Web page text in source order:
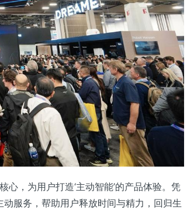
，为用户打造‘主动智能’的产品体验。凭
服务，帮助用户释放时间与精力，回归生